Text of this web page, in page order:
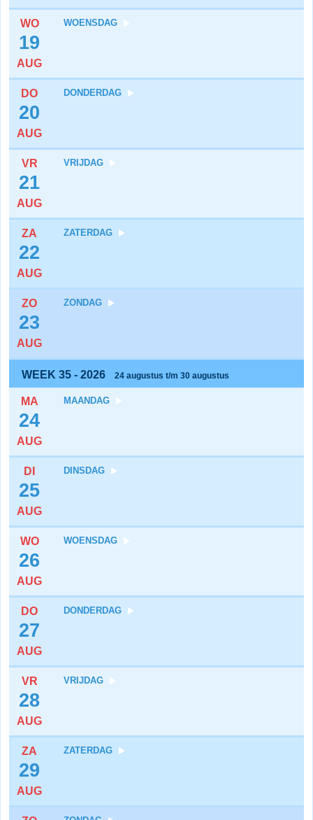
WO
19
AUG
WOENSDAG
DO
20
AUG
DONDERDAG
VR
21
AUG
VRIJDAG
ZA
22
AUG
ZATERDAG
ZO
23
AUG
ZONDAG
WEEK 35 - 2026 24 augustus t/m 30 augustus
MA
24
AUG
MAANDAG
DI
25
AUG
DINSDAG
WO
26
AUG
WOENSDAG
DO
27
AUG
DONDERDAG
VR
28
AUG
VRIJDAG
ZA
29
AUG
ZATERDAG